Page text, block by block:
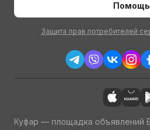
Помощь
Защита прав потребителей
Куфар — площадка объявлений